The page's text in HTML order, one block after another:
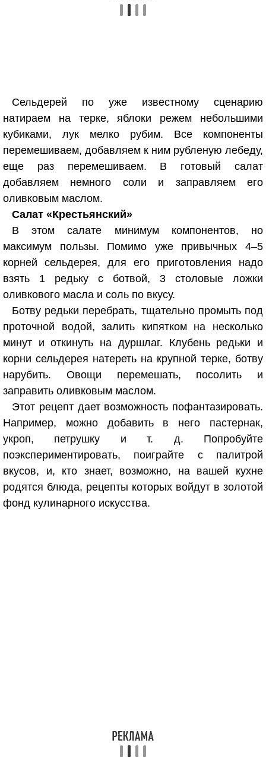
Сельдерей по уже известному сценарию
натираем на терке, яблоки режем небольшими
кубиками, лук мелко рубим. Все компоненты
перемешиваем, добавляем к ним рубленую лебеду,
еще раз перемешиваем. В готовый салат
добавляем немного соли и заправляем его
оливковым маслом.
Салат «Крестьянский»
В этом салате минимум компонентов, но
максимум пользы. Помимо уже привычных 4–5
корней сельдерея, для его приготовления надо
взять 1 редьку с ботвой, 3 столовые ложки
оливкового масла и соль по вкусу.
Ботву редьки перебрать, тщательно промыть под
проточной водой, залить кипятком на несколько
минут и откинуть на дуршлаг. Клубень редьки и
корни сельдерея натереть на крупной терке, ботву
нарубить. Овощи перемешать, посолить и
заправить оливковым маслом.
Этот рецепт дает возможность пофантазировать.
Например, можно добавить в него пастернак,
укроп, петрушку и т. д. Попробуйте
поэкспериментировать, поиграйте с палитрой
вкусов, и, кто знает, возможно, на вашей кухне
родятся блюда, рецепты которых войдут в золотой
фонд кулинарного искусства.